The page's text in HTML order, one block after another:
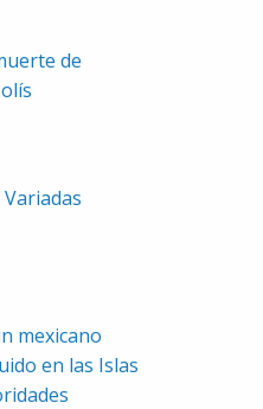
de
mexicano
en las Islas